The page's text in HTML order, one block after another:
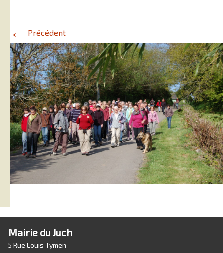
← Précédent
Mairie du Juch
5 Rue Louis Tymen